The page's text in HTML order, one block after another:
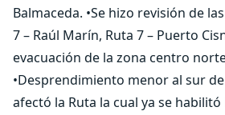
Balmaceda. •Se hizo revisión de
7 – Raúl Marín, Ruta 7 – Puerto
evacuación de la zona centro
•Desprendimiento menor al sur
afectó la Ruta la cual ya se habilitó